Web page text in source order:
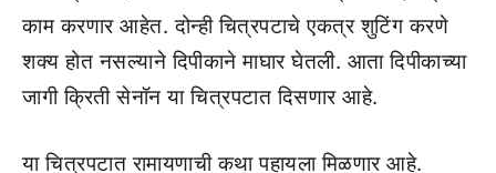
काम करणार आहेत. दोन्ही चित्रपटाचे एकत्र शुटिंग करणे
शक्य होत नसल्याने दिपीकाने माघार घेतली. आता दिपीकाच्या
जागी क्रिती सेनॉन या चित्रपटात दिसणार आहे.
या चित्रपटात रामायणाची कथा पहायला मिळणार आहे.